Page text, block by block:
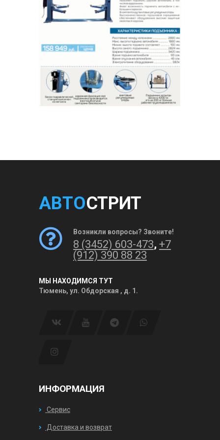
АВТОСТРИТ
Возникли вопросы? Звоните!
8 (3452) 603-473, +7
(912) 390 88 23
МЫ НАХОДИМСЯ ТУТ
Тюмень, ул. Обдорская , д. 1.
ИНФОРМАЦИЯ
Сервис
Доставка и возврат